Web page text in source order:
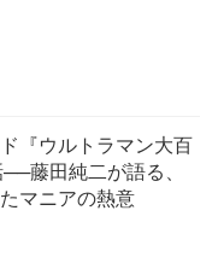
『ウルトラマン大百
藤田純二が語る、
マニアの熱意